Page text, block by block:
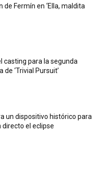
de Fermín en ‘Ella, maldita
casting para la segunda
de ‘Trivial Pursuit’
un dispositivo histórico para
el eclipse